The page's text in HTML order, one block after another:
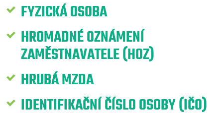
FYZICKÁ OSOBA
HROMADNÉ OZNÁMENÍ
ZAMĚSTNAVATELE (HOZ)
HRUBÁ MZDA
IDENTIFIKAČNÍ ČÍSLO OSOBY (IČO)